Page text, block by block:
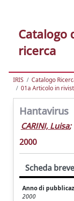
Catalogo
ricerca
IRIS Catalogo
01a Articolo in
Hantavirus
CARINI, Luisa;
2000
Scheda breve
Anno di
2000